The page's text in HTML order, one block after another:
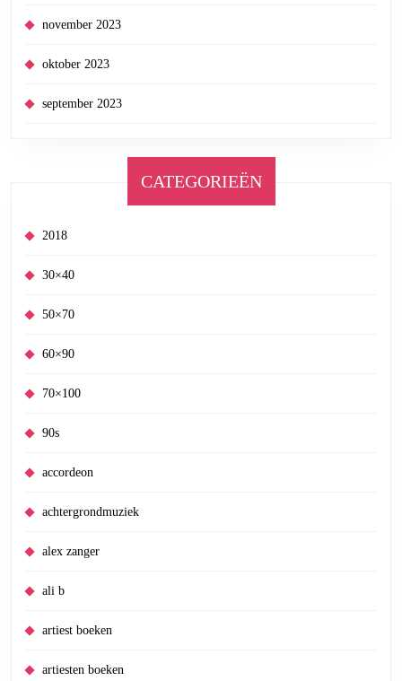
november 2023
oktober 2023
september 2023
CATEGORIEËN
2018
30×40
50×70
60×90
70×100
90s
accordeon
achtergrondmuziek
alex zanger
ali b
artiest boeken
artiesten boeken